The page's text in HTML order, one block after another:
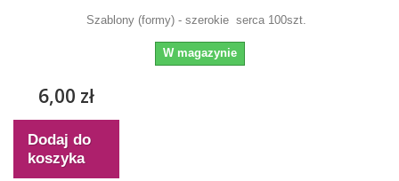
Szablony (formy) - szerokie serca 100szt.
W magazynie
6,00 zł
Dodaj do
koszyka